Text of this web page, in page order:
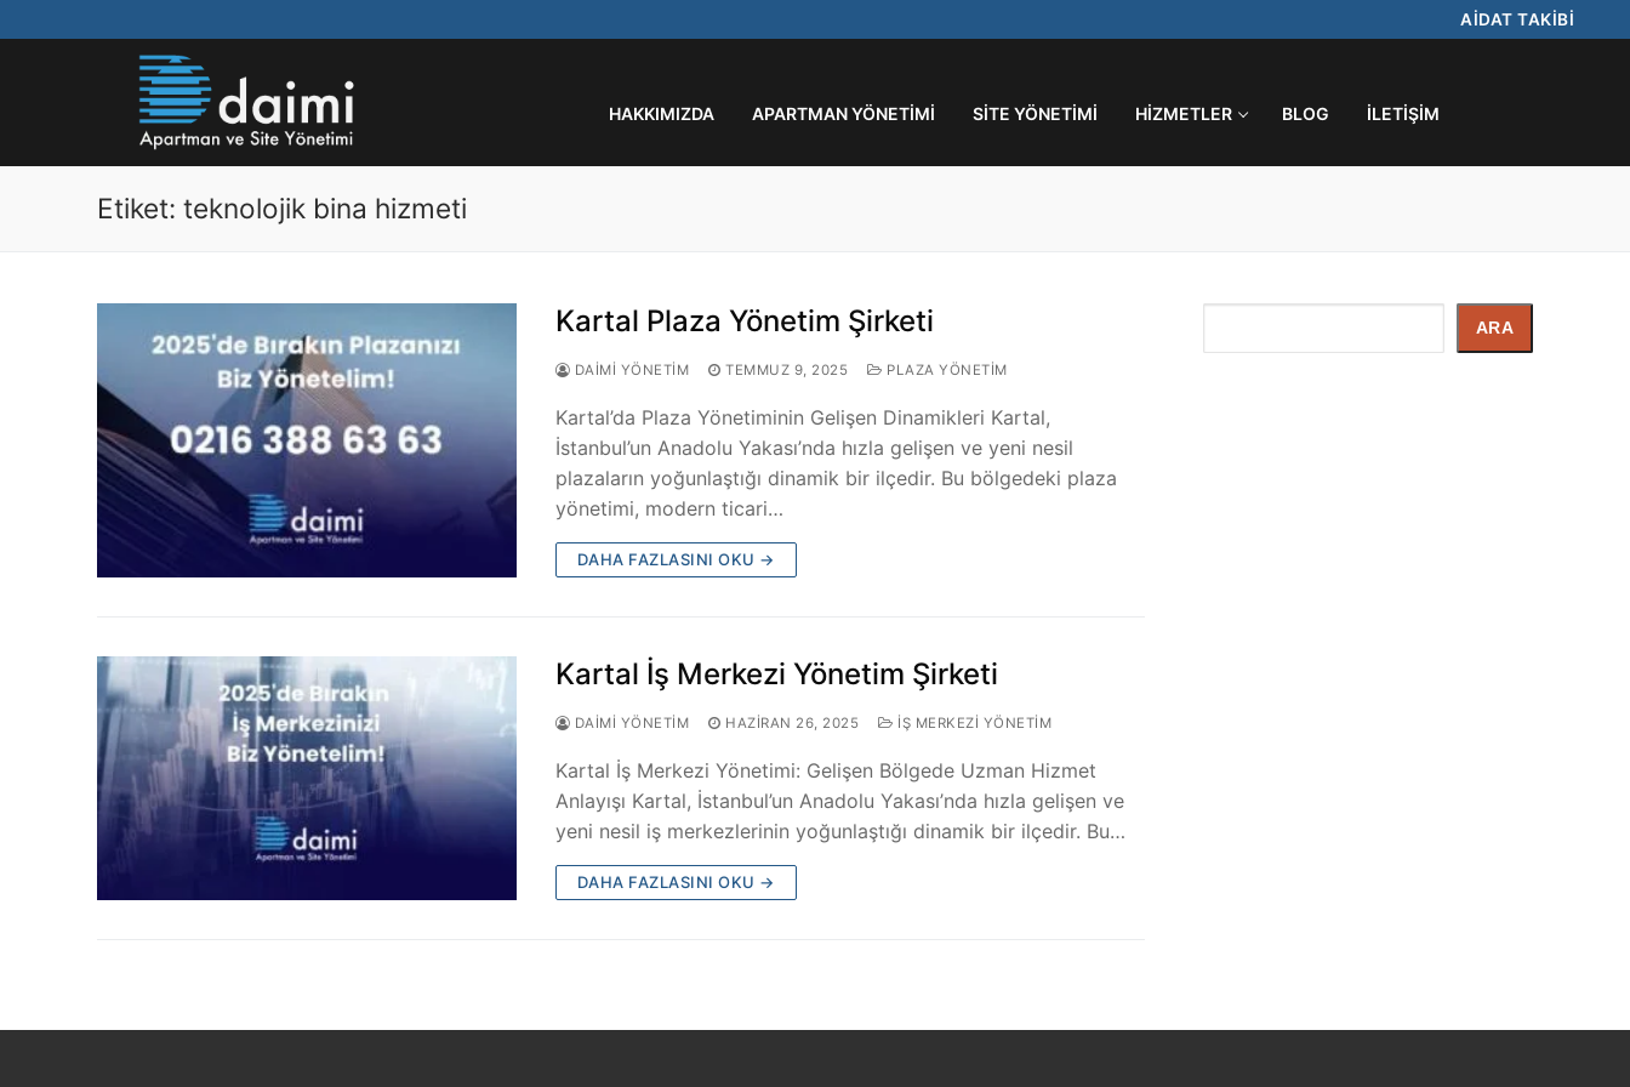
AİDAT TAKİBİ
HAKKIMIZDA APARTMAN YÖNETIMI SITE YÖNETIMI HIZMETLER BLOG İLETIŞIM
Etiket: teknolojik bina hizmeti
Kartal Plaza Yönetim Şirketi
DAIMI YÖNETIM TEMMUZ 9, 2025 PLAZA YÖNETIM
Kartal’da Plaza Yönetiminin Gelişen Dinamikleri Kartal,
İstanbul’un Anadolu Yakası’nda hızla gelişen ve yeni nesil
plazaların yoğunlaştığı dinamik bir ilçedir. Bu bölgedeki plaza
yönetimi, modern ticari…
DAHA FAZLASINI OKU →
Kartal İş Merkezi Yönetim Şirketi
DAIMI YÖNETIM HAZIRAN 26, 2025 İŞ MERKEZI YÖNETIM
Kartal İş Merkezi Yönetimi: Gelişen Bölgede Uzman Hizmet
Anlayışı Kartal, İstanbul’un Anadolu Yakası’nda hızla gelişen ve
yeni nesil iş merkezlerinin yoğunlaştığı dinamik bir ilçedir. Bu…
DAHA FAZLASINI OKU →
Arayın
ARA